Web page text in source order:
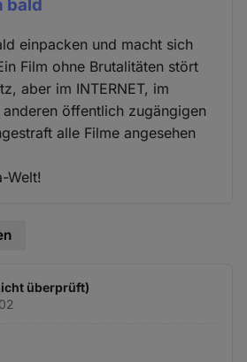
bald
einpacken und macht sich
Film ohne Brutalitäten stört
aber im INTERNET, im
anderen öffentlich zugängigen
alle Filme angesehen
Welt!
überprüft)